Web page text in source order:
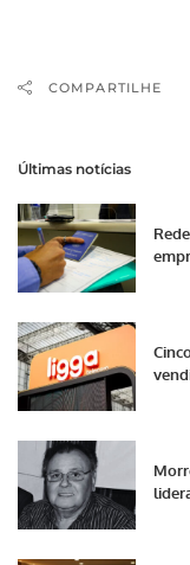
COMPARTILHE
Últimas notícias